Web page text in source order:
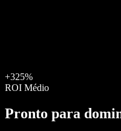
+325%
ROI Médio
Pronto para